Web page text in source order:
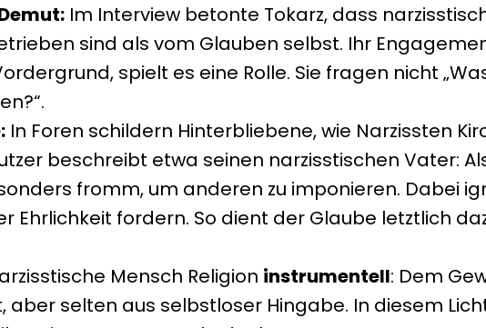
Im Interview betonte Tokarz, dass
sind als vom Glauben selbst. Ihr
spielt es eine Rolle. Sie fragen nicht
In Foren schildern Hinterbliebene, wie Narzissten
beschreibt etwa seinen narzisstischen Vater:
fromm, um anderen zu imponieren. Dabei
Ehrlichkeit fordern. So dient der Glaube letztlich
Mensch Religion instrumentell: Dem
aber selten aus selbstloser Hingabe. In diesem